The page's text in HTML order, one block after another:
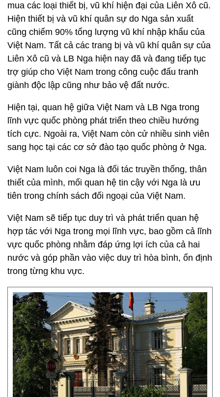
mua các loại thiết bị, vũ khí hiện đại của Liên Xô cũ.
Hiện thiết bị và vũ khí quân sự do Nga sản xuất
cũng chiếm 90% tổng lượng vũ khí nhập khẩu của
Việt Nam. Tất cả các trang bị và vũ khí quân sự của
Liên Xô cũ và LB Nga hiện nay đã và đang tiếp tục
trợ giúp cho Việt Nam trong công cuộc đấu tranh
giành độc lập cũng như bảo vệ đất nước.
Hiện tại, quan hệ giữa Việt Nam và LB Nga trong
lĩnh vực quốc phòng phát triển theo chiều hướng
tích cực. Ngoài ra, Việt Nam còn cử nhiều sinh viên
sang học tại các cơ sở đào tạo quốc phòng ở Nga.
Việt Nam luôn coi Nga là đối tác truyền thống, thân
thiết của mình, mối quan hệ tin cậy với Nga là ưu
tiên trong chính sách đối ngoại của Việt Nam.
Việt Nam sẽ tiếp tục duy trì và phát triển quan hệ
hợp tác với Nga trong mọi lĩnh vực, bao gồm cả lĩnh
vực quốc phòng nhằm đáp ứng lợi ích của cả hai
nước và góp phần vào việc duy trì hòa bình, ổn định
trong từng khu vực.